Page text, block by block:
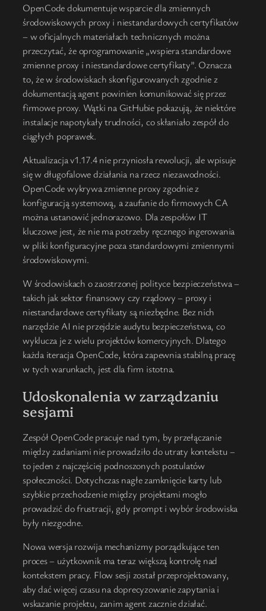
OpenCode dokumentuje wsparcie dla zmiennych
środowiskowych proxy i niestandardowych certyfikatów
– w oficjalnych materiałach technicznych można
przeczytać, że oprogramowanie „wspiera standardowe
zmienne proxy i niestandardowe certyfikaty”. Oznacza
to, że w środowiskach skonfigurowanych zgodnie z
dokumentacją agent powinien komunikować się przez
firmowe proxy. Wątki na GitHubie pokazują, że niektóre
instalacje napotykały trudności, co skłaniało zespół do
ciągłych poprawek.
Aktualizacja v1.17.4 nie przyniosła rewolucji, ale wpisuje
się w długofalowe działania na rzecz niezawodności.
OpenCode wykrywa zmienne proxy zgodnie z
konfiguracją systemową, a zaufanie do firmowych CA
można ustanowić jednorazowo. Dla zespołów IT
kluczowe jest, że nie ma potrzeby ręcznego ingerowania
w pliki konfiguracyjne poza standardowymi zmiennymi
środowiskowymi.
W środowiskach o zaostrzonej polityce bezpieczeństwa –
takich jak sektor finansowy czy rządowy – proxy i
niestandardowe certyfikaty są niezbędne. Bez nich
narzędzie AI nie przejdzie audytu bezpieczeństwa, co
wyklucza je z wielu projektów komercyjnych. Dlatego
każda iteracja OpenCode, która zapewnia stabilną pracę
w tych warunkach, jest dla firm istotna.
Udoskonalenia w zarządzaniu
sesjami
Zespół OpenCode pracuje nad tym, by przełączanie
między zadaniami nie prowadziło do utraty kontekstu –
to jeden z najczęściej podnoszonych postulatów
społeczności. Dotychczas nagłe zamknięcie karty lub
szybkie przechodzenie między projektami mogło
prowadzić do frustracji, gdy prompt i wybór środowiska
były niezgodne.
Nowa wersja rozwija mechanizmy porządkujące ten
proces – użytkownik ma teraz większą kontrolę nad
kontekstem pracy. Flow sesji został przeprojektowany,
aby dać więcej czasu na doprecyzowanie zapytania i
wskazanie projektu, zanim agent zacznie działać.